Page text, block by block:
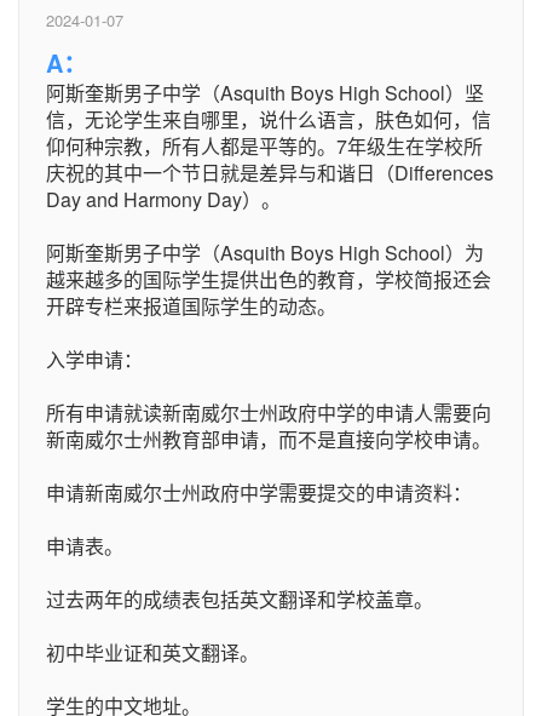
2024-01-07
A：
阿斯奎斯男子中学（Asquith Boys High School）坚
信，无论学生来自哪里，说什么语言，肤色如何，信
仰何种宗教，所有人都是平等的。7年级生在学校所
庆祝的其中一个节日就是差异与和谐日（Differences
Day and Harmony Day）。
阿斯奎斯男子中学（Asquith Boys High School）为
越来越多的国际学生提供出色的教育，学校简报还会
开辟专栏来报道国际学生的动态。
入学申请：
所有申请就读新南威尔士州政府中学的申请人需要向
新南威尔士州教育部申请，而不是直接向学校申请。
申请新南威尔士州政府中学需要提交的申请资料：
申请表。
过去两年的成绩表包括英文翻译和学校盖章。
初中毕业证和英文翻译。
学生的中文地址。